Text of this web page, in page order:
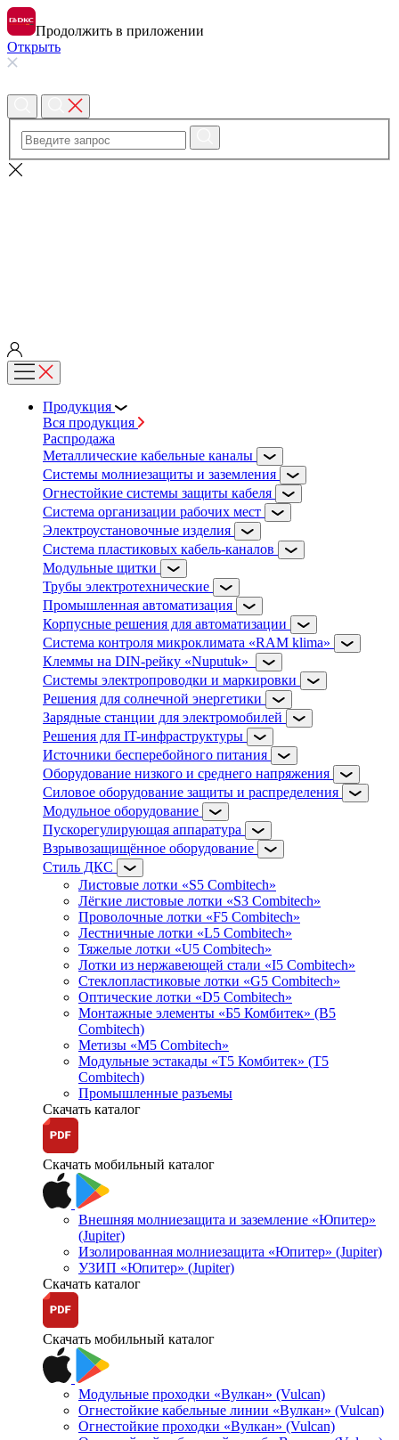
Продолжить в приложении
Открыть
Продукция
Вся продукция
Распродажа
Металлические кабельные каналы
Системы молниезащиты и заземления
Огнестойкие системы защиты кабеля
Система организации рабочих мест
Электроустановочные изделия
Система пластиковых кабель-каналов
Модульные щитки
Трубы электротехнические
Промышленная автоматизация
Корпусные решения для автоматизации
Система контроля микроклимата «RAM klima»
Клеммы на DIN-рейку «Nuputuk»
Системы электропроводки и маркировки
Решения для солнечной энергетики
Зарядные станции для электромобилей
Решения для IT-инфраструктуры
Источники бесперебойного питания
Оборудование низкого и среднего напряжения
Силовое оборудование защиты и распределения
Модульное оборудование
Пускорегулирующая аппаратура
Взрывозащищённое оборудование
Стиль ДКС
Листовые лотки «S5 Combitech»
Лёгкие листовые лотки «S3 Combitech»
Проволочные лотки «F5 Combitech»
Лестничные лотки «L5 Combitech»
Тяжелые лотки «U5 Combitech»
Лотки из нержавеющей стали «I5 Combitech»
Стеклопластиковые лотки «G5 Combitech»
Оптические лотки «D5 Combitech»
Монтажные элементы «Б5 Комбитек» (B5
Combitech)
Метизы «M5 Combitech»
Модульные эстакады «Т5 Комбитек» (T5
Combitech)
Промышленные разъемы
Скачать каталог
Скачать мобильный каталог
Внешняя молниезащита и заземление «Юпитер»
(Jupiter)
Изолированная молниезащита «Юпитер» (Jupiter)
УЗИП «Юпитер» (Jupiter)
Скачать каталог
Скачать мобильный каталог
Модульные проходки «Вулкан» (Vulcan)
Огнестойкие кабельные линии «Вулкан» (Vulcan)
Огнестойкие проходки «Вулкан» (Vulcan)